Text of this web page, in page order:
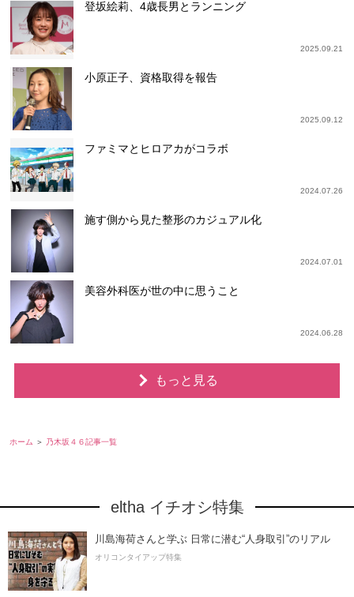
登坂絵莉、4歳長男とランニング
2025.09.21
小原正子、資格取得を報告
2025.09.12
ファミマとヒロアカがコラボ
2024.07.26
施す側から見た整形のカジュアル化
2024.07.01
美容外科医が世の中に思うこと
2024.06.28
もっと見る
ホーム 乃木坂４６記事一覧
eltha イチオシ特集
川島海荷さんと学ぶ 日常に潜む“人身取引”のリアル
オリコンタイアップ特集